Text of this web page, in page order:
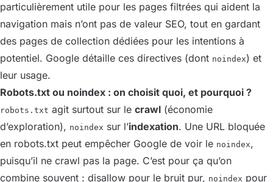
particulièrement utile pour les pages filtrées qui aident la
navigation mais n’ont pas de valeur SEO, tout en gardant
des pages de collection dédiées pour les intentions à
potentiel. Google détaille ces directives (dont noindex) et
leur usage.
Robots.txt ou noindex : on choisit quoi, et pourquoi ?
robots.txt agit surtout sur le crawl (économie
d’exploration), noindex sur l’indexation. Une URL bloquée
en robots.txt peut empêcher Google de voir le noindex,
puisqu’il ne crawl pas la page. C’est pour ça qu’on
combine souvent : disallow pour le bruit pur, noindex pour